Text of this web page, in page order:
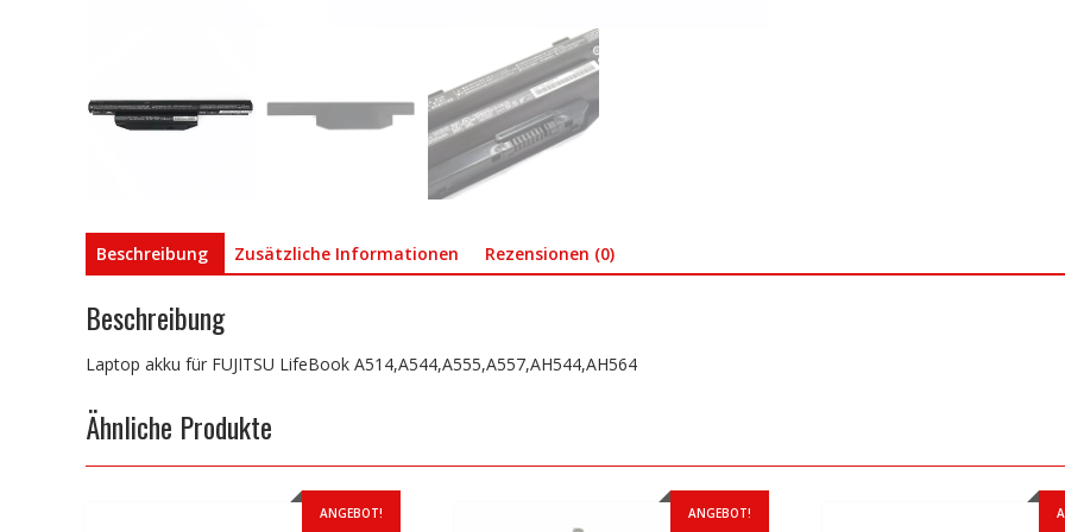
Beschreibung Zusätzliche Informationen Rezensionen (0)
Beschreibung
Laptop akku für FUJITSU LifeBook A514,A544,A555,A557,AH544,AH564
Ähnliche Produkte
ANGEBOT! ANGEBOT!